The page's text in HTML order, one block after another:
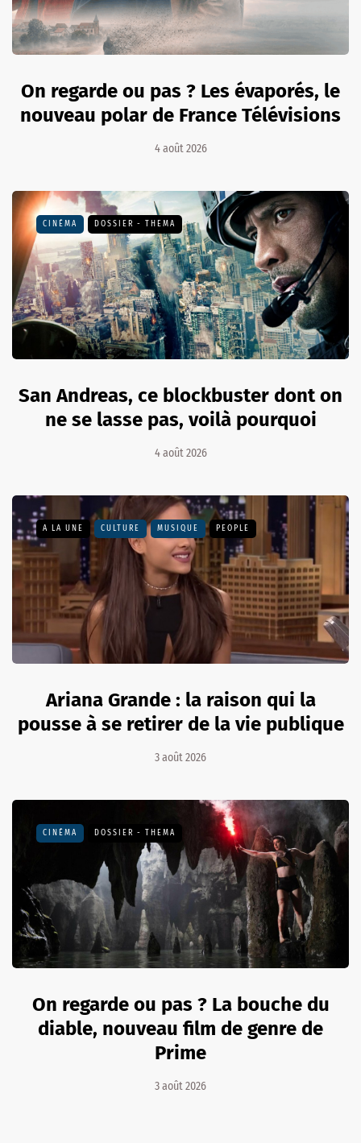
On regarde ou pas ? Les évaporés, le
nouveau polar de France Télévisions
4 août 2026
CINÉMA DOSSIER - THEMA
San Andreas, ce blockbuster dont on
ne se lasse pas, voilà pourquoi
4 août 2026
A LA UNE CULTURE MUSIQUE PEOPLE
Ariana Grande : la raison qui la
pousse à se retirer de la vie publique
3 août 2026
CINÉMA DOSSIER - THEMA
On regarde ou pas ? La bouche du
diable, nouveau film de genre de
Prime
3 août 2026